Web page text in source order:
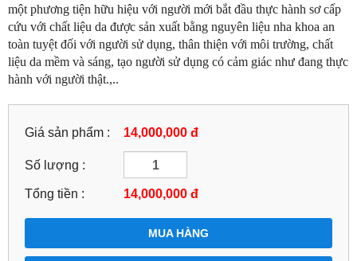
một phương tiện hữu hiệu với người mới bắt đầu thực hành sơ cấp
cứu với chất liệu da được sản xuất bằng nguyên liệu nha khoa an
toàn tuyệt đối với người sử dụng, thân thiện với môi trường, chất
liệu da mềm và sáng, tạo người sử dụng có cảm giác như đang thực
hành với người thật.,..
Giá sản phẩm : 14,000,000 đ
Số lượng :
Tổng tiền : 14,000,000 đ
MUA HÀNG